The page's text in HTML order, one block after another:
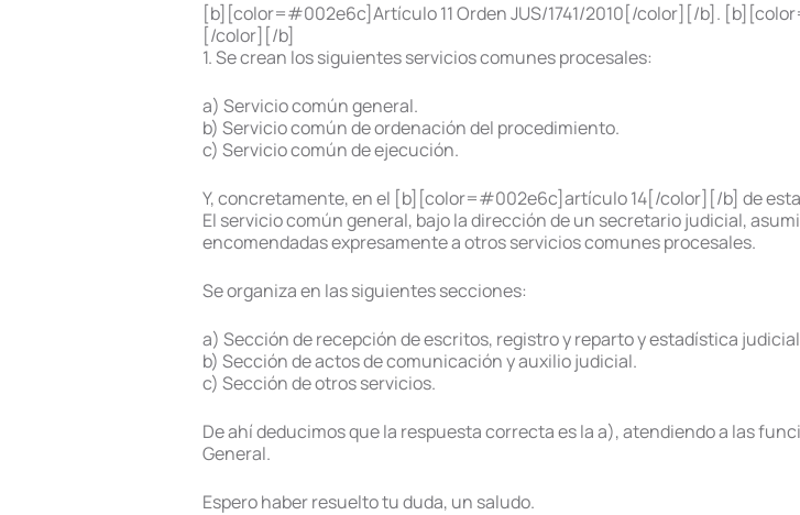
[b][color=#002e6c]Artículo 11 Orden JUS/1741/2010[/color][/b].
[/color][/b]
1. Se crean los siguientes servicios comunes procesales:
a) Servicio común general.
b) Servicio común de ordenación del procedimiento.
c) Servicio común de ejecución.
Y, concretamente, en el [b][color=#002e6c]artículo 14[/color][/b] de
El servicio común general, bajo la dirección de un secretario judicial,
encomendadas expresamente a otros servicios comunes procesales.
Se organiza en las siguientes secciones:
a) Sección de recepción de escritos, registro y reparto y estadística
b) Sección de actos de comunicación y auxilio judicial.
c) Sección de otros servicios.
De ahí deducimos que la respuesta correcta es la a), atendiendo a las
General.
Espero haber resuelto tu duda, un saludo.